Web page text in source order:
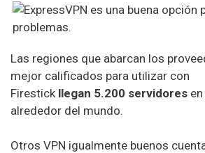
Las regiones que abarcan los
mejor calificados para utilizar con
Firestick llegan 5.200 servidores
alrededor del mundo.
Otros VPN igualmente buenos